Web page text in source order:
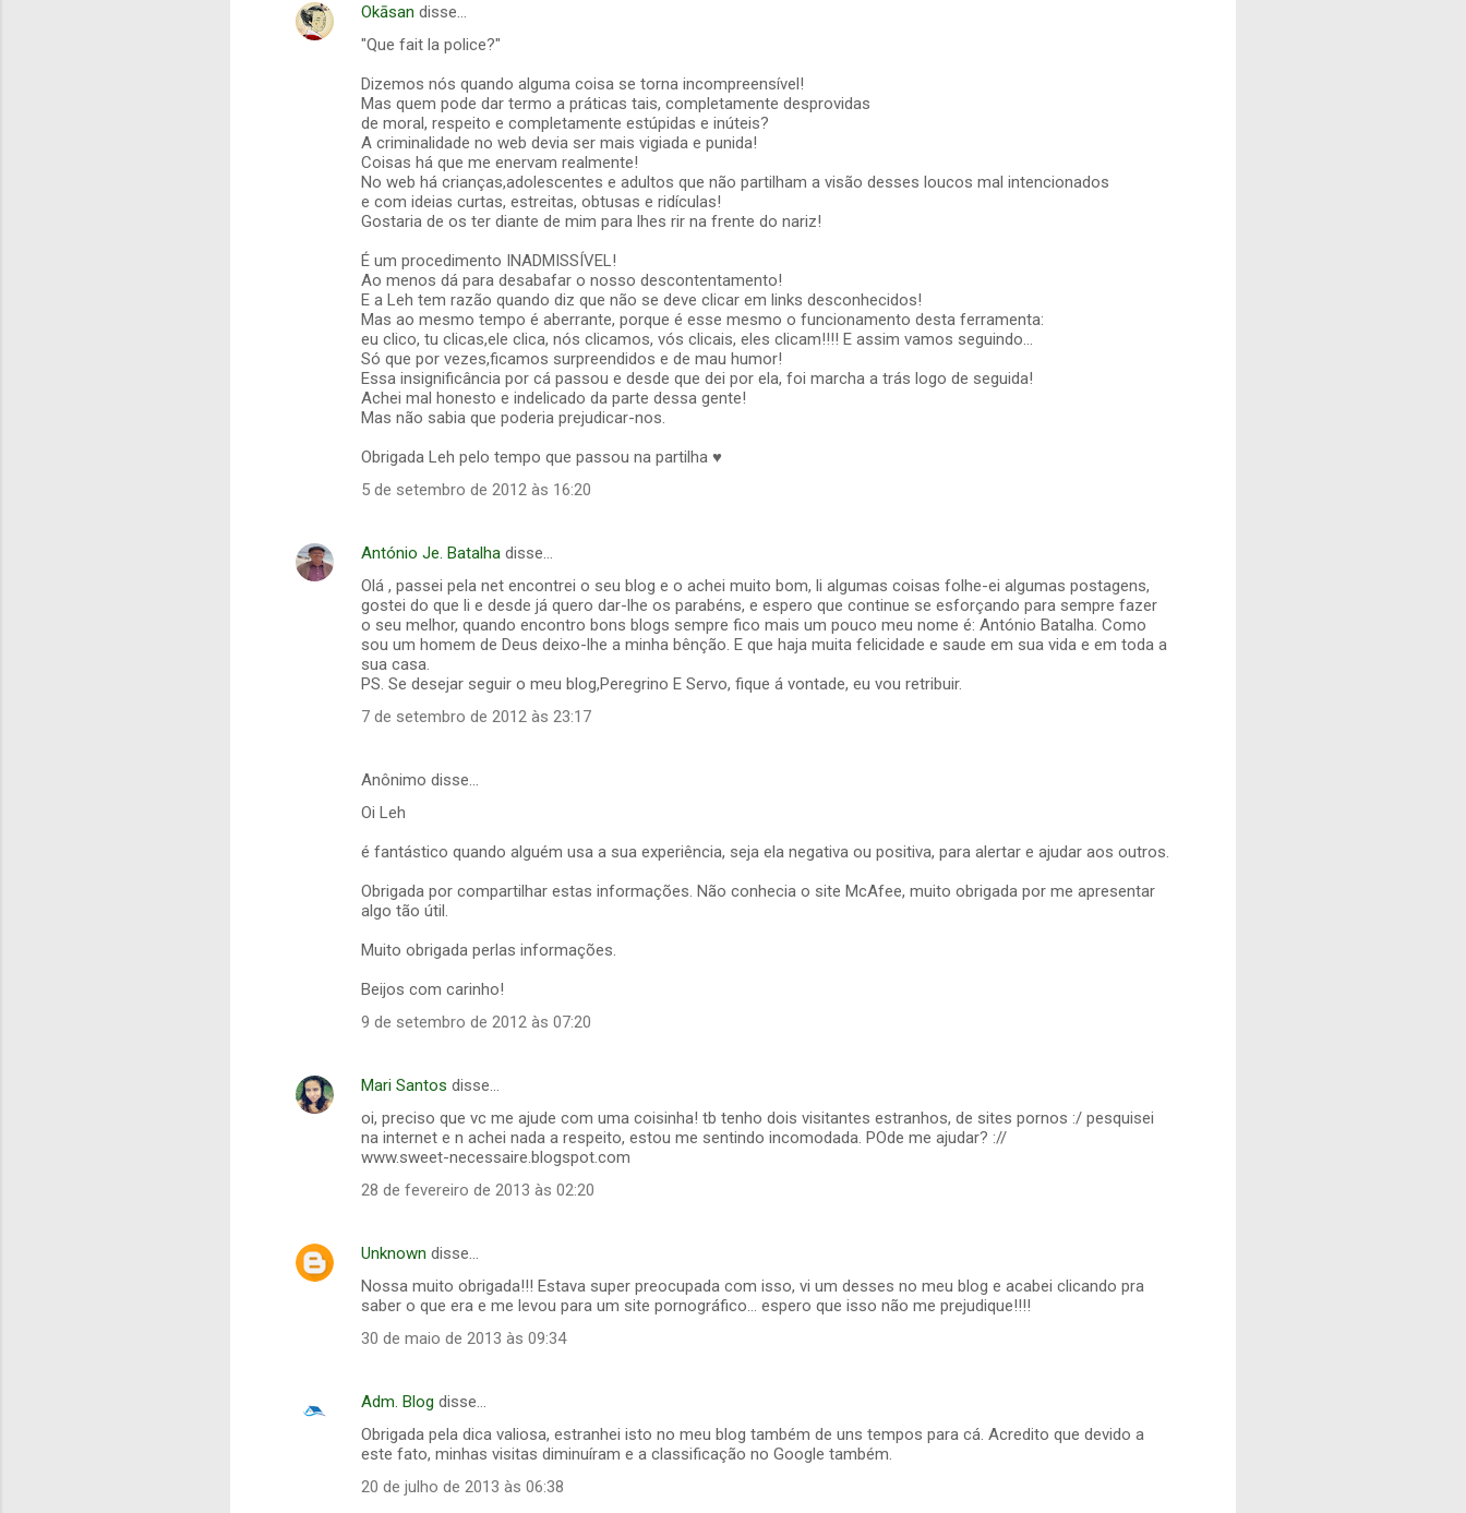
á
Okāsan disse…
"Que fait la police?"
Dizemos nós quando alguma coisa se torna incompreensível!
Mas quem pode dar termo a práticas tais, completamente desprovidas
de moral, respeito e completamente estúpidas e inúteis?
A criminalidade no web devia ser mais vigiada e punida!
Coisas há que me enervam realmente!
No web há crianças,adolescentes e adultos que não partilham a visão desses loucos mal intencionados
e com ideias curtas, estreitas, obtusas e ridículas!
Gostaria de os ter diante de mim para lhes rir na frente do nariz!
É um procedimento INADMISSÍVEL!
Ao menos dá para desabafar o nosso descontentamento!
E a Leh tem razão quando diz que não se deve clicar em links desconhecidos!
Mas ao mesmo tempo é aberrante, porque é esse mesmo o funcionamento desta ferramenta:
eu clico, tu clicas,ele clica, nós clicamos, vós clicais, eles clicam!!!! E assim vamos seguindo...
Só que por vezes,ficamos surpreendidos e de mau humor!
Essa insignificância por cá passou e desde que dei por ela, foi marcha a trás logo de seguida!
Achei mal honesto e indelicado da parte dessa gente!
Mas não sabia que poderia prejudicar-nos.
Obrigada Leh pelo tempo que passou na partilha ♥
5 de setembro de 2012 às 16:20
António Je. Batalha disse…
Olá , passei pela net encontrei o seu blog e o achei muito bom, li algumas coisas folhe-ei algumas postagens,
gostei do que li e desde já quero dar-lhe os parabéns, e espero que continue se esforçando para sempre fazer
o seu melhor, quando encontro bons blogs sempre fico mais um pouco meu nome é: António Batalha. Como
sou um homem de Deus deixo-lhe a minha bênção. E que haja muita felicidade e saude em sua vida e em toda a
sua casa.
PS. Se desejar seguir o meu blog,Peregrino E Servo, fique á vontade, eu vou retribuir.
7 de setembro de 2012 às 23:17
Anônimo disse…
Oi Leh
é fantástico quando alguém usa a sua experiência, seja ela negativa ou positiva, para alertar e ajudar aos outros.
Obrigada por compartilhar estas informações. Não conhecia o site McAfee, muito obrigada por me apresentar
algo tão útil.
Muito obrigada perlas informações.
Beijos com carinho!
9 de setembro de 2012 às 07:20
Mari Santos disse…
oi, preciso que vc me ajude com uma coisinha! tb tenho dois visitantes estranhos, de sites pornos :/ pesquisei
na internet e n achei nada a respeito, estou me sentindo incomodada. POde me ajudar? ://
www.sweet-necessaire.blogspot.com
28 de fevereiro de 2013 às 02:20
Unknown disse…
Nossa muito obrigada!!! Estava super preocupada com isso, vi um desses no meu blog e acabei clicando pra
saber o que era e me levou para um site pornográfico... espero que isso não me prejudique!!!!
30 de maio de 2013 às 09:34
Adm. Blog disse…
Obrigada pela dica valiosa, estranhei isto no meu blog também de uns tempos para cá. Acredito que devido a
este fato, minhas visitas diminuíram e a classificação no Google também.
20 de julho de 2013 às 06:38